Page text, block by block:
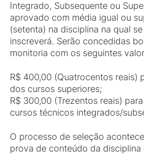
Integrado, Subsequente ou
aprovado com média igual ou
(setenta) na disciplina na qual se
inscreverá. Serão concedidas
monitoria com os seguintes
R$ 400,00 (Quatrocentos reais)
dos cursos superiores;
R$ 300,00 (Trezentos reais)
cursos técnicos integrados/
O processo de seleção
prova de conteúdo da disciplina